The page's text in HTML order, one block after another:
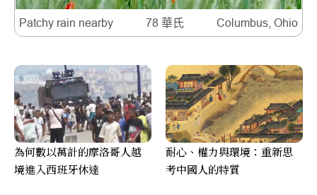
Patchy rain nearby 78 華氏 Columbus, Ohio
為何數以萬計的摩洛哥人越
境進入西班牙休達
耐心、權力與環境：重新思
考中國人的特質